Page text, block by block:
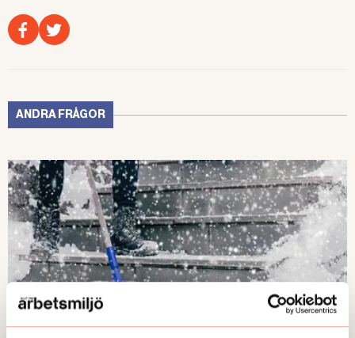
ANDRA FRÅGOR